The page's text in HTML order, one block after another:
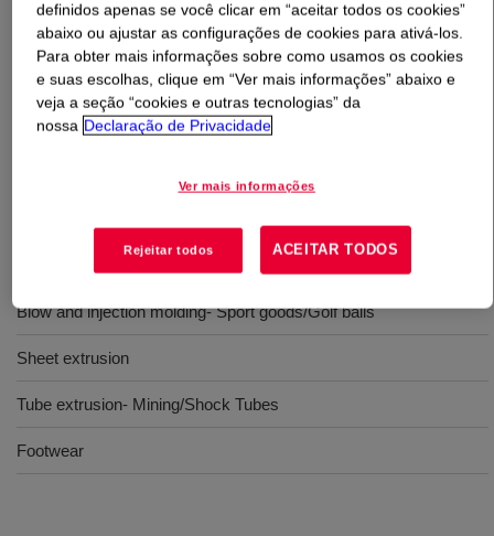
O que éSURLYN™ 8940 Ionomer?
A Sodium based ionomer designed for addressing the
most stringent requirements in industrial and consumer
extrusion to blow and injection molding.
Blow and injection molding- Sport goods/Golf balls
Sheet extrusion
Tube extrusion- Mining/Shock Tubes
Footwear
definidos apenas se você clicar em “aceitar todos os cookies”
abaixo ou ajustar as configurações de cookies para ativá-los.
Para obter mais informações sobre como usamos os cookies
e suas escolhas, clique em “Ver mais informações” abaixo e
veja a seção “cookies e outras tecnologias” da
nossa Declaração de Privacidade
Ver mais informações
Rejeitar todos ACEITAR TODOS